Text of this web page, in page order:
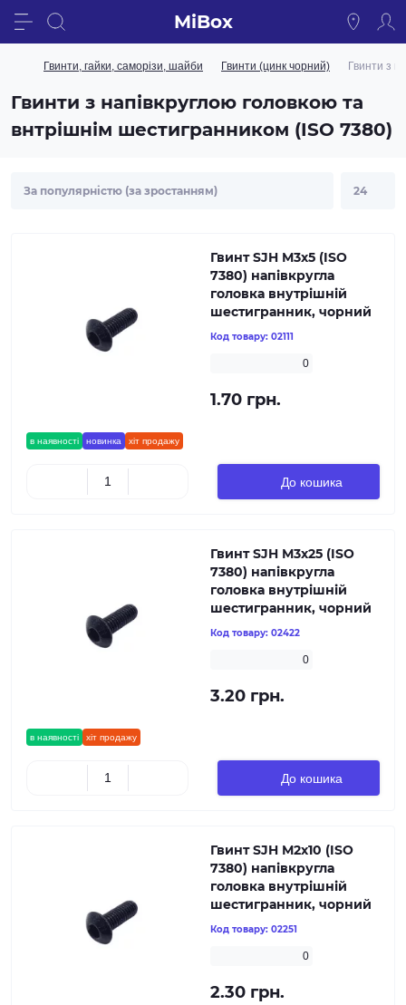
MiBox
Гвинти, гайки, саморізи, шайби Гвинти (цинк чорний) Гвинти з
Гвинти з напівкруглою головкою та
внтрішнім шестигранником (ISO 7380)
в наявності новинка хіт продажу
Гвинт SJH М3х5 (ISO
7380) напівкругла
головка внутрішній
шестигранник, чорний
Код товару: 02111
0
1.70 грн.
До кошика
в наявності хіт продажу
Гвинт SJH М3х25 (ISO
7380) напівкругла
головка внутрішній
шестигранник, чорний
Код товару: 02422
0
3.20 грн.
До кошика
Гвинт SJH М2х10 (ISO
7380) напівкругла
головка внутрішній
шестигранник, чорний
Код товару: 02251
0
2.30 грн.